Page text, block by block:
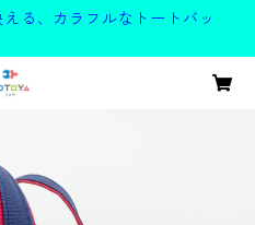
る、カラフルなトートバッ